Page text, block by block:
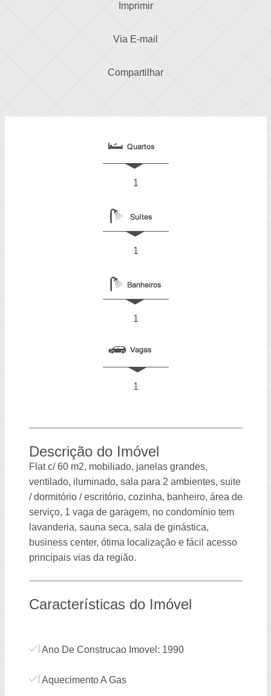
Imprimir
Via E-mail
Compartilhar
1
1
1
1
Descrição do Imóvel
Flat c/ 60 m2, mobiliado, janelas grandes,
ventilado, iluminado, sala para 2 ambientes, suite
/ dormitório / escritório, cozinha, banheiro, área de
serviço, 1 vaga de garagem, no condomínio tem
lavanderia, sauna seca, sala de ginástica,
business center, ótima localização e fácil acesso
principais vias da região.
Características do Imóvel
Ano De Construcao Imovel: 1990
Aquecimento A Gas